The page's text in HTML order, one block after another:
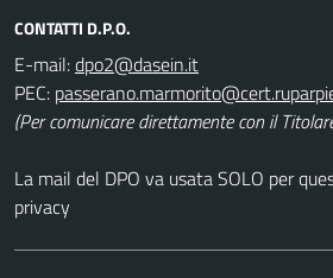
CONTATTI D.P.O.
E-mail:
PEC:
(Per comunicare direttamente con il
La mail del DPO va usata SOLO per
privacy